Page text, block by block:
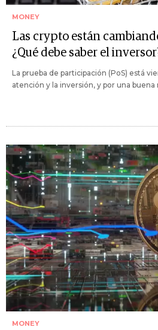
MONEY
Las crypto están
¿Qué debe saber el
La prueba de participación (PoS) está
atención y la inversión, y por una buena
MONEY